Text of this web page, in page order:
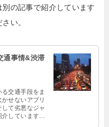
の記事で紹介しています
い。
通事情&渋滞
交通手段をま
せないアプリ
て劣悪なジャ
していますの